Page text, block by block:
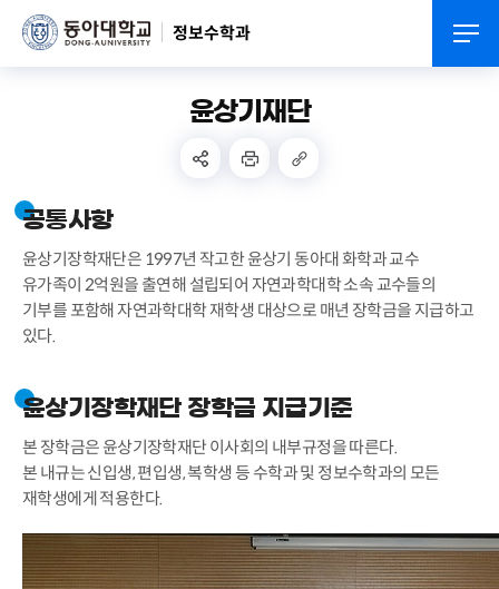
정보수학과
윤상기재단
공통사항
윤상기장학재단은 1997년 작고한 윤상기 동아대 화학과 교수
유가족이 2억원을 출연해 설립되어 자연과학대학 소속 교수들의
기부를 포함해 자연과학대학 재학생 대상으로 매년 장학금을 지급하고
있다.
윤상기장학재단 장학금 지급기준
본 장학금은 윤상기장학재단 이사회의 내부규정을 따른다.
본 내규는 신입생, 편입생, 복학생 등 수학과 및 정보수학과의 모든
재학생에게 적용한다.